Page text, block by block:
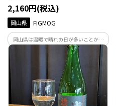
2,160円(税込)
岡山県 FIGMOG
岡山県は温暖で晴れの日が多いことから
『晴れの国』と呼ばれ、豊かな果物が育
ちます。岡山県産の『白桃』を約5個分つ
かったストレートタイプのドリンクです。